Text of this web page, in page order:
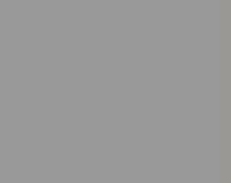
van een